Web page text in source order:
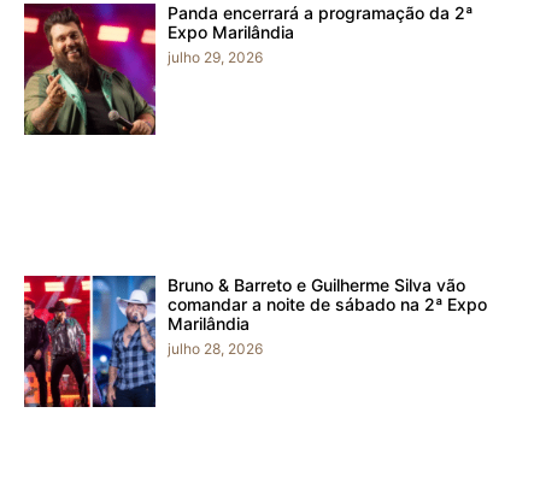
Panda encerrará a programação da 2ª
Expo Marilândia
julho 29, 2026
Bruno & Barreto e Guilherme Silva vão
comandar a noite de sábado na 2ª Expo
Marilândia
julho 28, 2026